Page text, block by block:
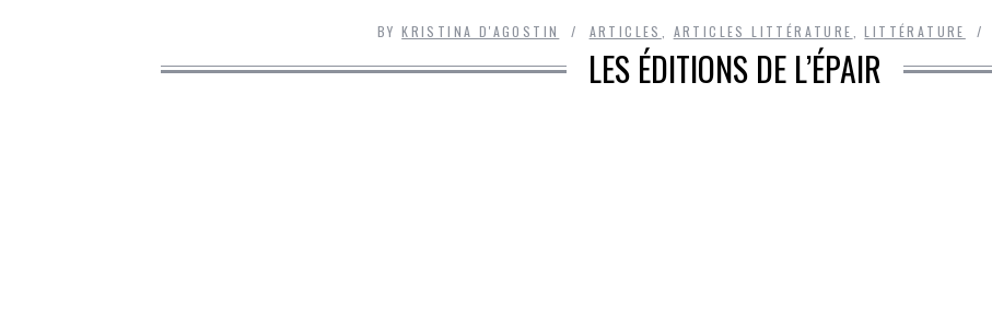
BYKRISTINA D'AGOSTIN ARTICLES ARTICLES LITTÉRATURE ,LITTÉRATURE
LES ÉDITIONS DE L’ÉPAIR